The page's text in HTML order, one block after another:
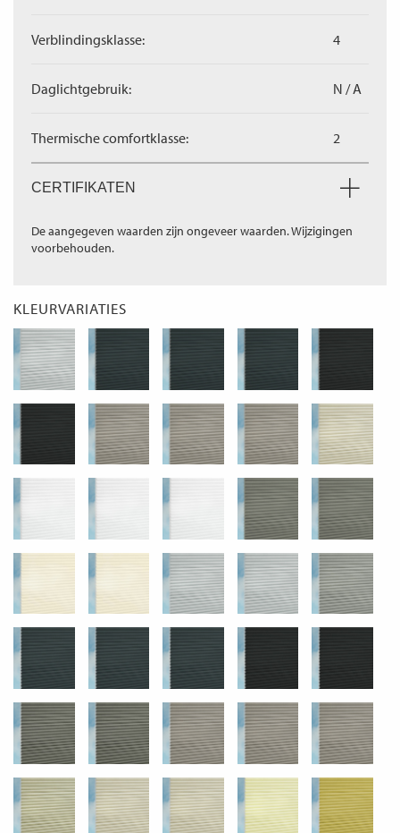
Verblindingsklasse: 4
Daglichtgebruik: N / A
Thermische comfortklasse: 2
CERTIFIKATEN
De aangegeven waarden zijn ongeveer waarden. Wijzigingen
voorbehouden.
KLEURVARIATIES